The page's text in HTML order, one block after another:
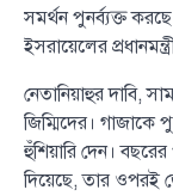
সমর্থন পুনর্ব্যক্ত
ইসরায়েলের
নেতানিয়াহুর দাবি,
জিম্মিদের। গাজাকে
হুঁশিয়ারি দেন।
দিয়েছে, তার ওপরই